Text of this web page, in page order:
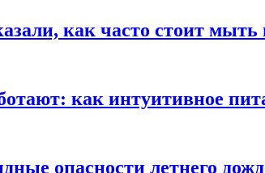
как часто стоит мыть
как интуитивное
опасности летнего